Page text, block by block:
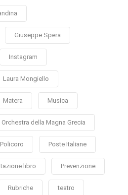
Giuseppe Spera
Instagram
Laura Mongiello
Matera Musica
Orchestra della Magna Grecia
Policoro Poste Italiane
libro Prevenzione
Rubriche teatro